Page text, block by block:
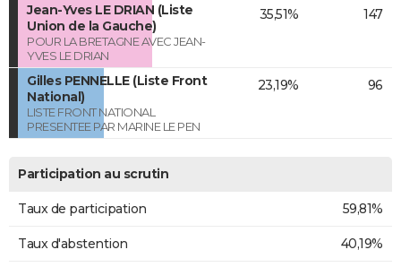
Jean-Yves LE DRIAN (Liste
Union de la Gauche)
POUR LA BRETAGNE AVEC JEAN-
YVES LE DRIAN
35,51% 147
Gilles PENNELLE (Liste Front
National)
LISTE FRONT NATIONAL
PRESENTEE PAR MARINE LE PEN
23,19% 96
Participation au scrutin
Taux de participation 59,81%
Taux d'abstention 40,19%